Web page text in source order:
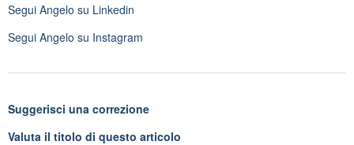
Segui Angelo su Linkedin
Segui Angelo su Instagram
Suggerisci una correzione
Valuta il titolo di questo articolo